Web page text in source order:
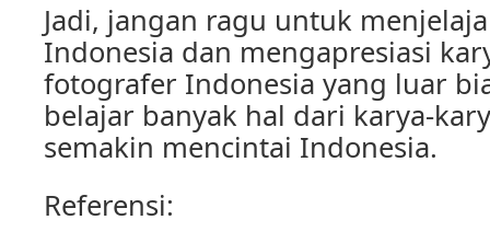
Jadi, jangan ragu untuk
Indonesia dan mengapresiasi
fotografer Indonesia yang luar
belajar banyak hal dari karya-
semakin mencintai Indonesia.
Referensi: